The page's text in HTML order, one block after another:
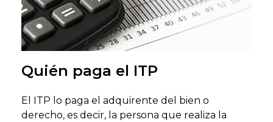
Quién paga el ITP
El ITP lo paga el adquirente del bien o
derecho, es decir, la persona que realiza la